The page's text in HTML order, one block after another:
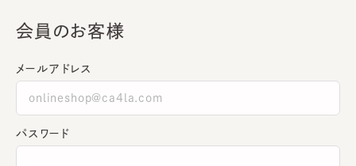
会員のお客様
メールアドレス
パスワード